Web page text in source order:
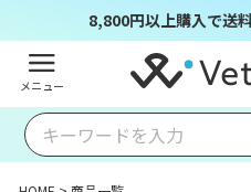
8,800円以上購入で送
メニュー
商品番号/JANコード
並び順
新着
順
登録
順
が安